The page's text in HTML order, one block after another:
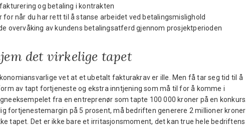
og betaling i kontrakten
for når du har rett til å stanse arbeidet ved betalingsmislighold
overvåking av kundens betalingsatferd gjennom prosjektperioden
det virkelige tapet
vet at et ubetalt fakturakrav er ille. Men få tar seg tid til å
av tapt fortjeneste og ekstra inntjening som må til for å komme i
fra en entreprenør som tapte 100 000 kroner på en konkurs.
fortjenestemargin på 5 prosent, må bedriften generere 2 millioner kroner
tapet. Det er ikke bare et irritasjonsmoment, det kan true hele bedriftens